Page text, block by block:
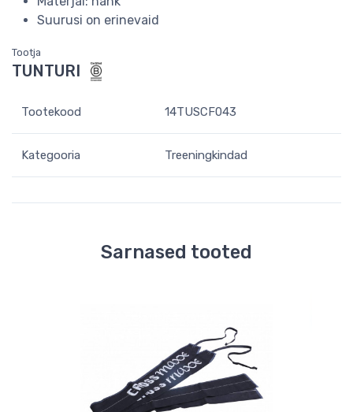
Suurusi on erinevaid
Tootja
TUNTURI
Tootekood 14TUSCF043
Kategooria Treeningkindad
Sarnased tooted